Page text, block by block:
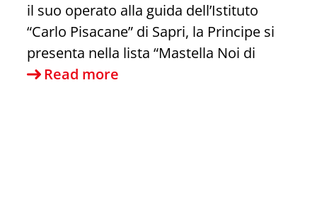
il suo operato alla guida dell’Istituto
“Carlo Pisacane” di Sapri, la Principe si
presenta nella lista “Mastella Noi di
Read more